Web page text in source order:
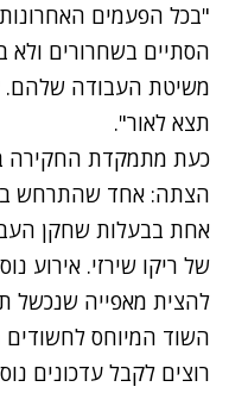
"בכל הפעמים
הסתיים בשחרורים ולא
משיטת העבודה
תצא לאור".
כעת מתמקדת החקירה
אחת בבעלות שחקן העבר
של ריקו שירזי. אירוע
להצית מאפייה שנכשל
השוד המיוחס